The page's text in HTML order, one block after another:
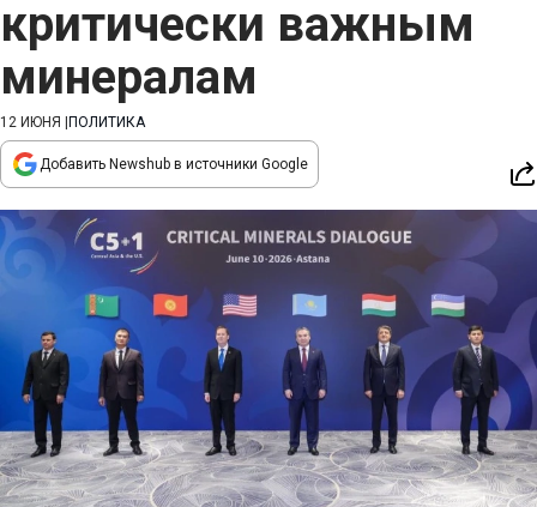
критически важным
минералам
12 ИЮНЯ ПОЛИТИКА
Добавить Newshub в источники Google